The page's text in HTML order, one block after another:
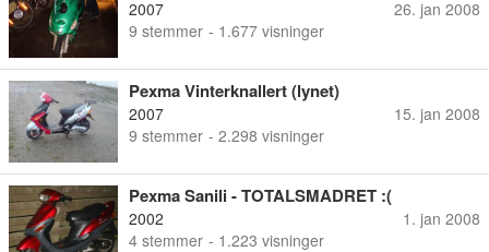
2007
9 stemmer - 1.677 visninger
26. jan 2008
Pexma Vinterknallert (lynet)
2007
9 stemmer - 2.298 visninger
15. jan 2008
Pexma Sanili - TOTALSMADRET :(
2002
4 stemmer - 1.223 visninger
1. jan 2008